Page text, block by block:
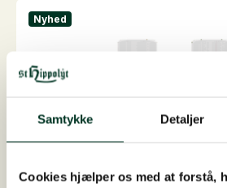
Samtykke Detaljer
Cookies hjælper os med at forstå,
1
liter
Nyhed